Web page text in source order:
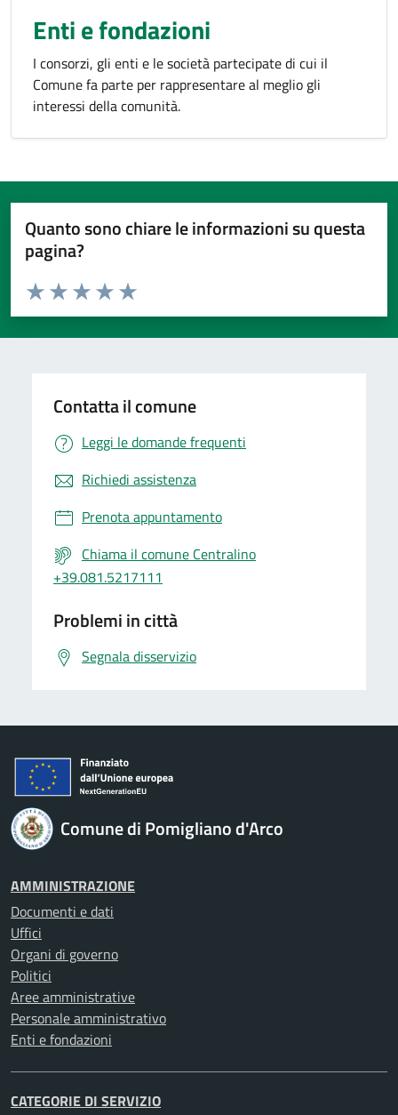
Enti e fondazioni
I consorzi, gli enti e le società partecipate di cui il
Comune fa parte per rappresentare al meglio gli
interessi della comunità.
Quanto sono chiare le informazioni su questa
pagina?
Valuta da 1 a 5 stelle la pagina
Valuta 5 stelle su 5
Valuta 4 stelle su 5
Valuta 3 stelle su 5
Valuta 2 stelle su 5
Valuta 1 stelle su 5
Contatta il comune
Leggi le domande frequenti
Richiedi assistenza
Prenota appuntamento
Chiama il comune Centralino
+39.081.5217111
Problemi in città
Segnala disservizio
Comune di Pomigliano d'Arco
AMMINISTRAZIONE
Documenti e dati
Uffici
Organi di governo
Politici
Aree amministrative
Personale amministrativo
Enti e fondazioni
CATEGORIE DI SERVIZIO